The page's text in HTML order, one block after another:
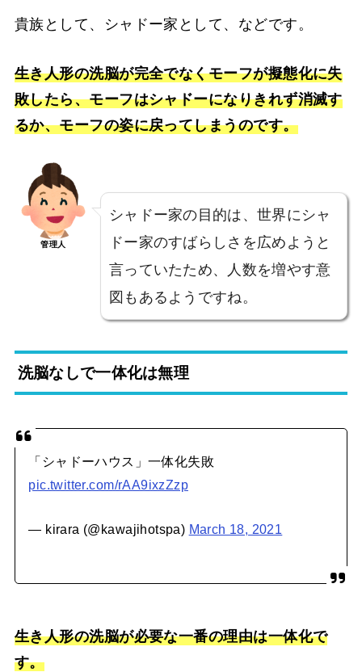
貴族として、シャドー家として、などです。
生き人形の洗脳が完全でなくモーフが擬態化に失
敗したら、モーフはシャドーになりきれず消滅す
るか、モーフの姿に戻ってしまうのです。
管理人
シャドー家の目的は、世界にシャ
ドー家のすばらしさを広めようと
言っていたため、人数を増やす意
図もあるようですね。
洗脳なしで一体化は無理
「シャドーハウス」一体化失敗
pic.twitter.com/rAA9ixzZzp
— kirara (@kawajihotspa) March 18, 2021
生き人形の洗脳が必要な一番の理由は一体化で
す。